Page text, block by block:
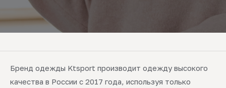
Бренд одежды Ktsport производит одежду высокого
качества в России с 2017 года, используя только